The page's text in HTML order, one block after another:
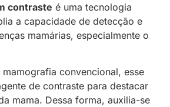
contraste é uma tecnologia
a capacidade de detecção e
mamárias, especialmente o
convencional, esse
de contraste para destacar
mama. Dessa forma, auxilia-se